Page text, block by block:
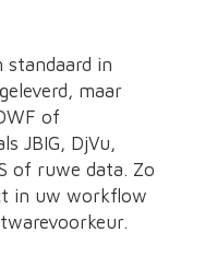
standaard in
maar
of
JBIG, DjVu,
of ruwe data. Zo
in uw workflow